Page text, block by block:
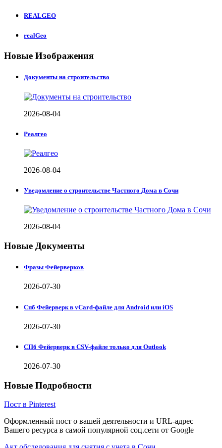
REALGEO
realGeo
Новые Изображения
Документы на строительство
2026-08-04
Реалгео
2026-08-04
Уведомление о строительстве Частного Дома в Сочи
2026-08-04
Новые Документы
Фразы Фейерверков
2026-07-30
Спб Фейерверк в vCard-файле для Android или iOS
2026-07-30
СПб Фейерверк в CSV-файле только для Outlook
2026-07-30
Новые Подробности
Пост в Pinterest
Оформленный пост о вашей деятельности и URL-адрес
Вашего ресурса в самой популярной соц.сети от Google